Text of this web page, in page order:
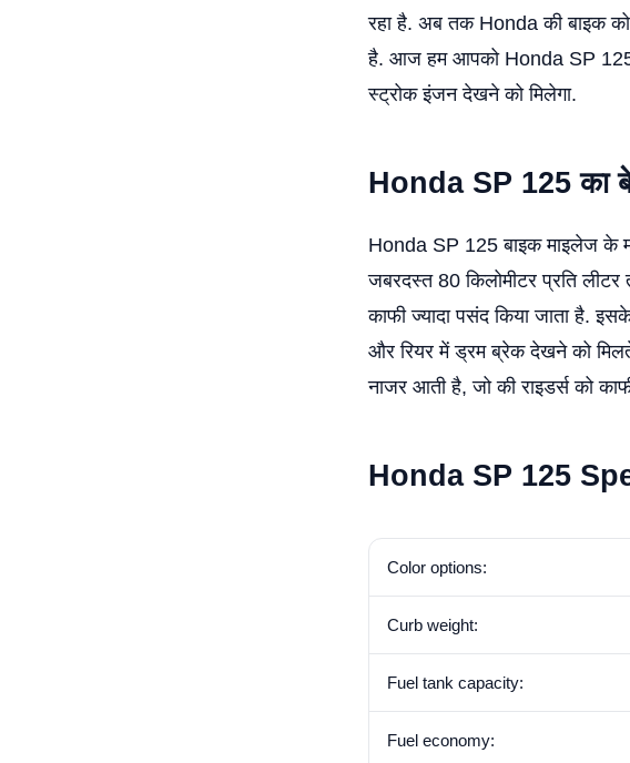
रहा है. अब तक Honda की बाइक
है. आज हम आपको Honda SP 125
स्ट्रोक इंजन देखने को मिलेगा.
Honda SP 125 का
Honda SP 125 बाइक माइलेज के
जबरदस्त 80 किलोमीटर प्रति
काफी ज्यादा पसंद किया जाता है.
और रियर में ड्रम ब्रेक देखने को
नाजर आती है, जो की राइडर्स को
Honda SP 125 S
Color options:
Curb weight:
Fuel tank capacity:
Fuel economy: